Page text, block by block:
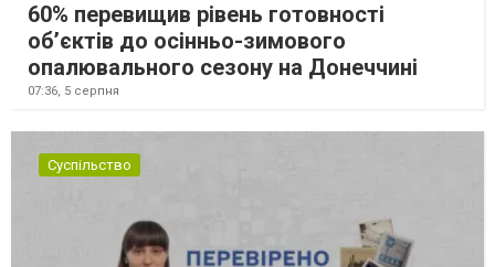
60% перевищив рівень готовності
об’єктів до осінньо-зимового
опалювального сезону на Донеччині
07:36, 5 серпня
Суспільство